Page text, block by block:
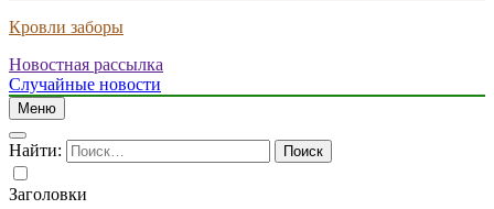
Кровли заборы
Новостная рассылка
Случайные новости
Меню
Найти:
Заголовки